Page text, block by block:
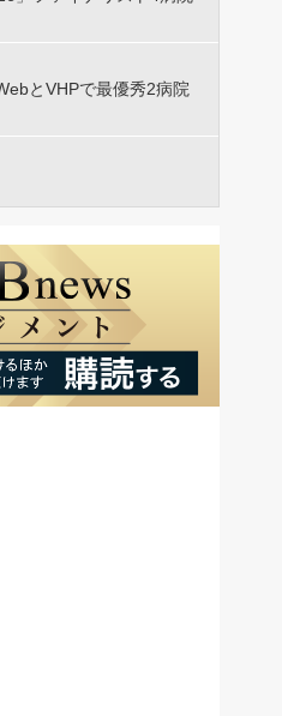
とVHPで最優秀2病院